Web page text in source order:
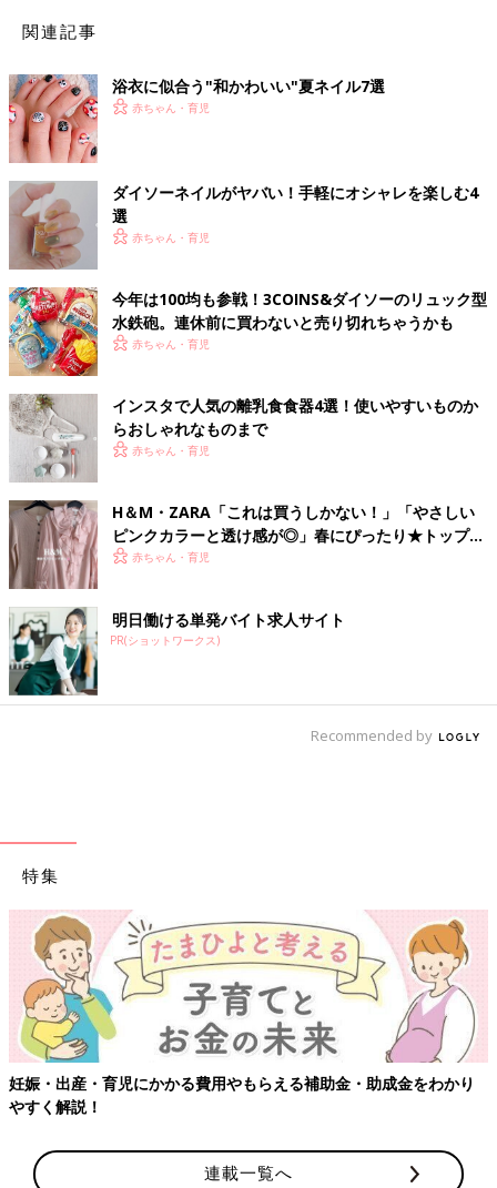
関連記事
浴衣に似合う"和かわいい"夏ネイル7選
赤ちゃん・育児
ダイソーネイルがヤバい！手軽にオシャレを楽しむ4
選
赤ちゃん・育児
今年は100均も参戦！3COINS&ダイソーのリュック型
水鉄砲。連休前に買わないと売り切れちゃうかも
赤ちゃん・育児
インスタで人気の離乳食食器4選！使いやすいものか
らおしゃれなものまで
赤ちゃん・育児
H＆М・ZARA「これは買うしかない！」「やさしい
ピンクカラーと透け感が◎」春にぴったり★トップス
4選赤ちゃん・育児
明日働ける単発バイト求人サイト
PR(ショットワークス)
Recommended by
特集
妊娠・出産・育児にかかる費用やもらえる補助金・助成金をわかり
やすく解説！
連載一覧へ